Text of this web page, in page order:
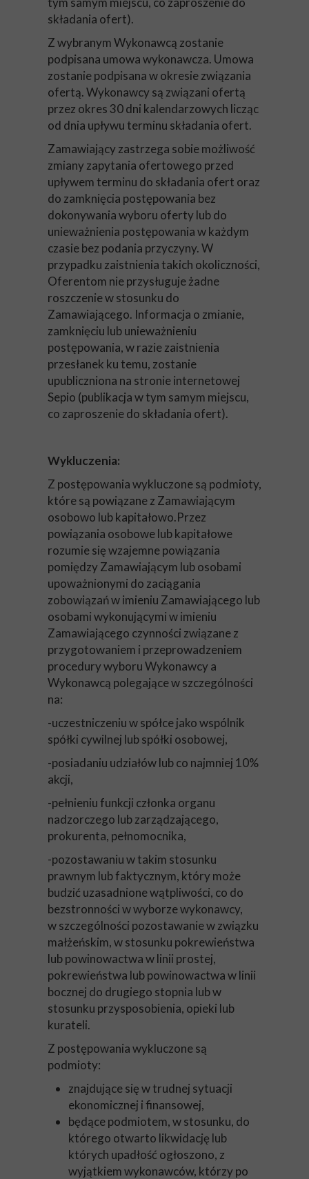
składania ofert).
Z wybranym Wykonawcą zostanie
podpisana umowa wykonawcza. Umowa
zostanie podpisana w okresie związania
ofertą. Wykonawcy są związani ofertą
przez okres 30 dni kalendarzowych licząc
od dnia upływu terminu składania ofert.
Zamawiający zastrzega sobie możliwość
zmiany zapytania ofertowego przed
upływem terminu do składania ofert oraz
do zamknięcia postępowania bez
dokonywania wyboru oferty lub do
unieważnienia postępowania w każdym
czasie bez podania przyczyny. W
przypadku zaistnienia takich okoliczności,
Oferentom nie przysługuje żadne
roszczenie w stosunku do
Zamawiającego. Informacja o zmianie,
zamknięciu lub unieważnieniu
postępowania, w razie zaistnienia
przesłanek ku temu, zostanie
upubliczniona na stronie internetowej
Sepio (publikacja w tym samym miejscu,
co zaproszenie do składania ofert).
Wykluczenia:
Z postępowania wykluczone są podmioty,
które są powiązane z Zamawiającym
osobowo lub kapitałowo.Przez
powiązania osobowe lub kapitałowe
rozumie się wzajemne powiązania
pomiędzy Zamawiającym lub osobami
upoważnionymi do zaciągania
zobowiązań w imieniu Zamawiającego lub
osobami wykonującymi w imieniu
Zamawiającego czynności związane z
przygotowaniem i przeprowadzeniem
procedury wyboru Wykonawcy a
Wykonawcą polegające w szczególności
na:
-uczestniczeniu w spółce jako wspólnik
spółki cywilnej lub spółki osobowej,
-posiadaniu udziałów lub co najmniej 10%
akcji,
-pełnieniu funkcji członka organu
nadzorczego lub zarządzającego,
prokurenta, pełnomocnika,
-pozostawaniu w takim stosunku
prawnym lub faktycznym, który może
budzić uzasadnione wątpliwości, co do
bezstronności w wyborze wykonawcy,
w szczególności pozostawanie w związku
małżeńskim, w stosunku pokrewieństwa
lub powinowactwa w linii prostej,
pokrewieństwa lub powinowactwa w linii
bocznej do drugiego stopnia lub w
stosunku przysposobienia, opieki lub
kurateli.
Z postępowania wykluczone są
podmioty:
znajdujące się w trudnej sytuacji
ekonomicznej i finansowej,
będące podmiotem, w stosunku, do
którego otwarto likwidację lub
których upadłość ogłoszono, z
wyjątkiem wykonawców, którzy po